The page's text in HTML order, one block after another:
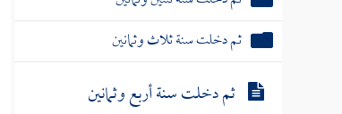
ثم دخلت سنة ثلاث وثمانين
ثم دخلت سنة أربع وثمانين